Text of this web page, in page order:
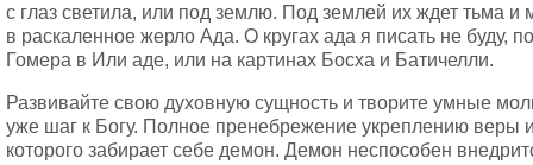
с глаз светила, или под землю. Под землей их ждет тьма и
в раскаленное жерло Ада. О кругах ада я писать не буду,
Гомера в Или аде, или на картинах Босха и Батичелли.
Развивайте свою духовную сущность и творите умные
уже шаг к Богу. Полное пренебрежение укреплению веры
которого забирает себе демон. Демон неспособен